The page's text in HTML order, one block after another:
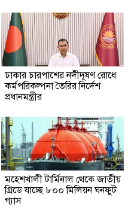
ঢাকার চারপাশের নদীদূষণ রোধে
কর্মপরিকল্পনা তৈরির নির্দেশ
প্রধানমন্ত্রীর
মহেশখালী টার্মিনাল থেকে জাতীয়
গ্রিডে যাচ্ছে ৮০০ মিলিয়ন ঘনফুট
গ্যাস